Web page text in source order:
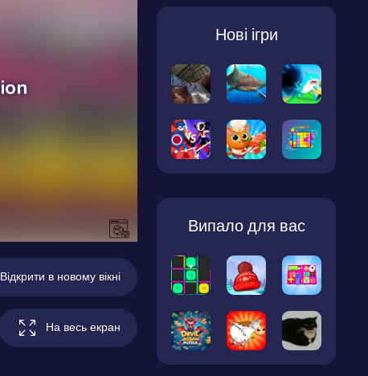
Відкрити в новому вікні
На весь екран
Нові ігри
Випало для вас